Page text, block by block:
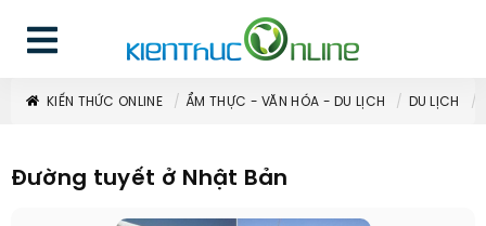
KIẾN THỨC ONLINE ẨM THỰC - VĂN HÓA - DU LỊCH DU LỊCH
Đường tuyết ở Nhật Bản